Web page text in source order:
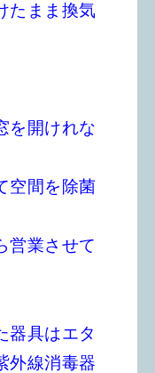
たまま換気
を開けれな
空間を除菌
営業させて
器具はエタ
外線消毒器